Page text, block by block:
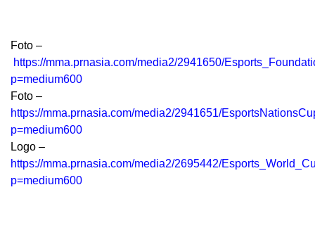
Foto –
https://mma.prnasia.com/media2/2941650/
p=medium600
Foto –
https://mma.prnasia.com/media2/2941651/
p=medium600
Logo –
https://mma.prnasia.com/media2/2695442/
p=medium600